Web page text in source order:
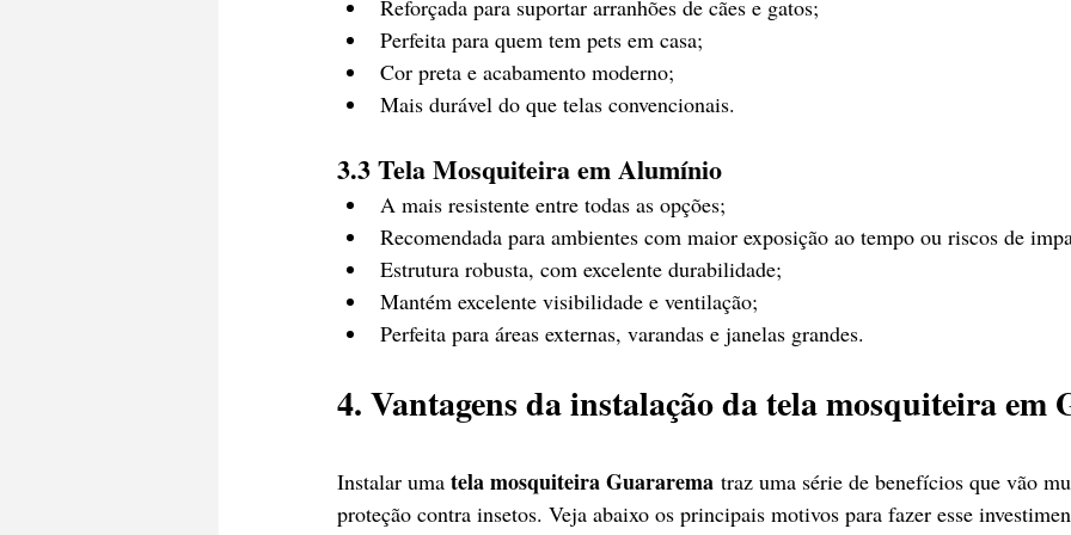
Reforçada para suportar arranhões de cães e gatos;
Perfeita para quem tem pets em casa;
Cor preta e acabamento moderno;
Mais durável do que telas convencionais.
3.3 Tela Mosquiteira em Alumínio
A mais resistente entre todas as opções;
Recomendada para ambientes com maior exposição ao tempo ou riscos de
Estrutura robusta, com excelente durabilidade;
Mantém excelente visibilidade e ventilação;
Perfeita para áreas externas, varandas e janelas grandes.
4. Vantagens da instalação da tela mosquiteira em
Instalar uma tela mosquiteira Guararema traz uma série de benefícios que vão
proteção contra insetos. Veja abaixo os principais motivos para fazer esse